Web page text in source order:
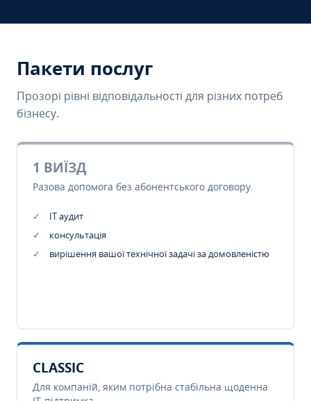
Пакети послуг
Прозорі рівні відповідальності для різних потреб
бізнесу.
1 ВИЇЗД
Разова допомога без абонентського договору.
IT аудит
консультація
вирішення вашої технічної задачі за домовленістю
CLASSIC
Для компаній, яким потрібна стабільна щоденна